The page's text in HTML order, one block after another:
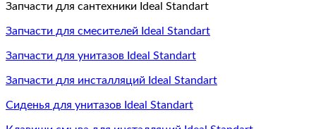
Запчасти для сантехники Ideal Standart
Запчасти для смесителей Ideal Standart
Запчасти для унитазов Ideal Standart
Запчасти для инсталляций Ideal Standart
Сиденья для унитазов Ideal Standart